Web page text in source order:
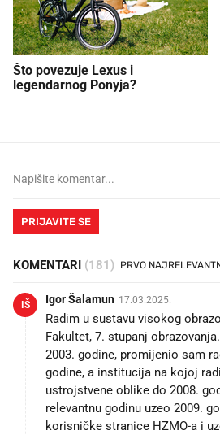
Što povezuje Lexus i
legendarnog Ponyja?
PRIJAVITE SE
KOMENTARI (181)
IŠ Igor Šalamun 17.03.2025.
Radim u sustavu visokog
Fakultet, 7. stupanj
2003. godine, promijenio sam
godine, a institucija na kojoj
ustrojstvene oblike do 2008.
relevantnu godinu uzeo 2009.
korisničke stranice HZMO-a i